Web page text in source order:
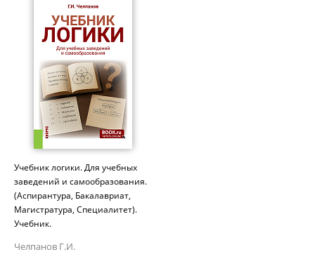
Учебник логики. Для учебных
заведений и самообразования.
(Аспирантура, Бакалавриат,
Магистратура, Специалитет).
Учебник.
Челпанов Г.И.